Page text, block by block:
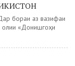
бораи аз вазифаи
олии «Донишгоҳи